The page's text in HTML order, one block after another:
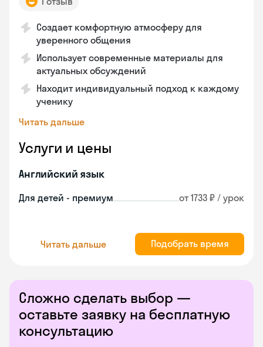
Создает комфортную атмосферу для
уверенного общения
Использует современные материалы для
актуальных обсуждений
Находит индивидуальный подход к каждому
ученику
Читать дальше
Услуги и цены
Английский язык
Для детей - премиум от 1733 ₽ / урок
Читать дальше Подобрать время
Сложно сделать выбор —
оставьте заявку на бесплатную
консультацию